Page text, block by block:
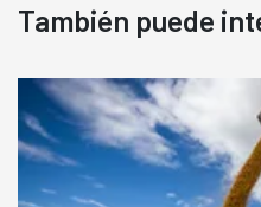
También puede